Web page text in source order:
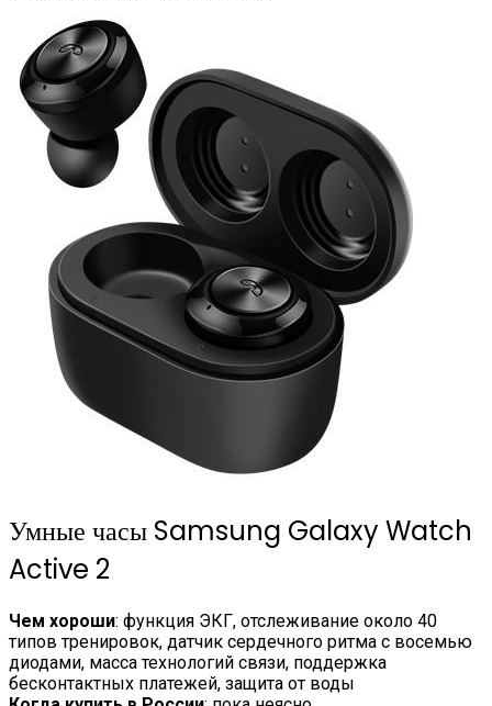
Умные часы Samsung Galaxy Watch
Active 2
Чем хороши: функция ЭКГ, отслеживание около 40
типов тренировок, датчик сердечного ритма с восемью
диодами, масса технологий связи, поддержка
бесконтактных платежей, защита от воды